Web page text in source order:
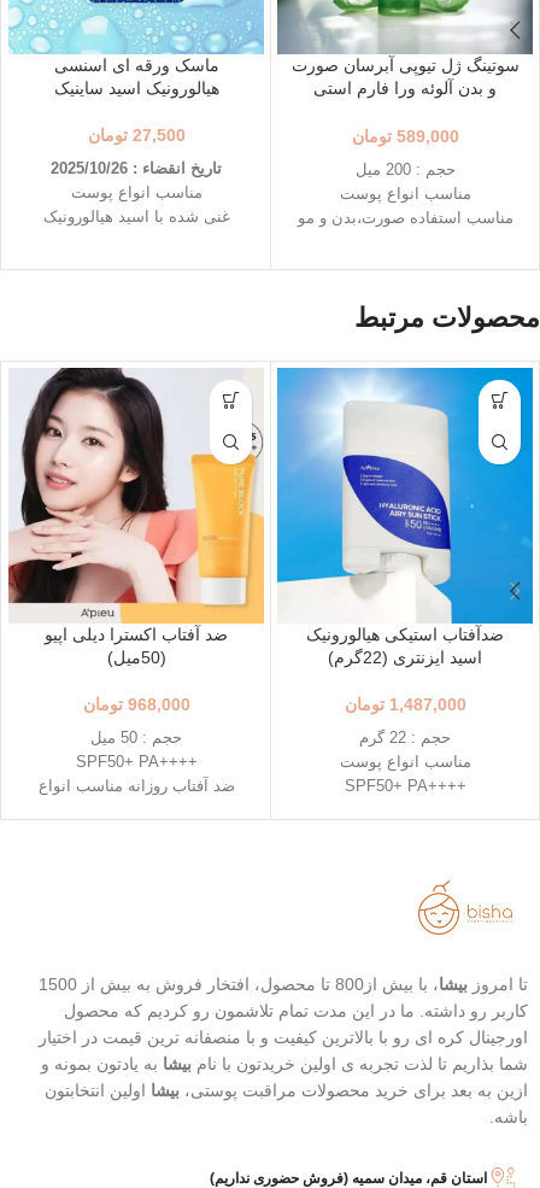
سوتینگ ژل تیوپی آبرسان صورت
و بدن آلوئه ورا فارم استی
589,000 تومان
حجم : 200 میل
مناسب انواع پوست
مناسب استفاده صورت،بدن و مو
کمک به پوست کدر و خسته
ماسک ورقه ای اسنسی
هیالورونیک اسید ساینیک
27,500 تومان
تاریخ انقضاء : 2025/10/26
مناسب انواع پوست
غنی شده با اسید هیالورونیک
تقویت سد دفاعی پوست
محصولات مرتبط
ضدآفتاب استیکی هیالورونیک
اسید ایزنتری (22گرم)
1,487,000 تومان
حجم : 22 گرم
مناسب انواع پوست
++++SPF50+ PA
تاریخ انقضاء : 2026/03/04
ضد آفتاب اکسترا دیلی اپیو
(50میل)
968,000 تومان
حجم : 50 میل
++++SPF50+ PA
ضد آفتاب روزانه مناسب انواع
تا امروز بیشا
، با بیش از800 تا محصول، افتخار فروش به بیش از 1500
کاربر رو داشته. ما در این مدت تمام تلاشمون رو کردیم که محصول
اورجینال کره ای رو با بالاترین کیفیت و با منصفانه ترین قیمت در اختیار
شما بذاریم تا لذت تجربه ی اولین خریدتون با نام بیشا به یادتون بمونه و
ازین به بعد برای خرید محصولات مراقبت پوستی، بیشا اولین انتخابتون
باشه.
استان قم، میدان سمیه (فروش حضوری نداریم)